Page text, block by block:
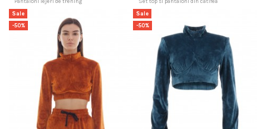
Sale
-50%
Sale
-50%